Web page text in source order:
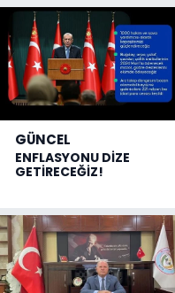
GÜNCEL
ENFLASYONU DİZE
GETİRECEĞİZ!